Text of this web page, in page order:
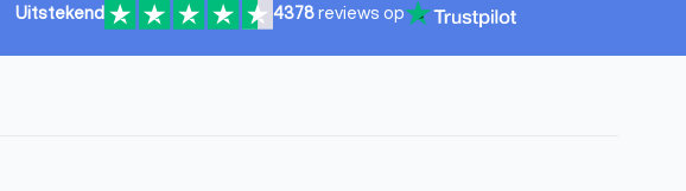
Uitstekend 4378reviews op